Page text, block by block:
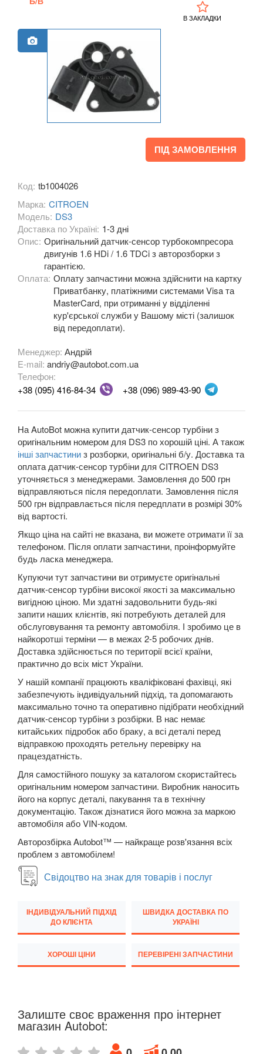
C3 Pluriel (HB)
C3 Picasso (SH)
C4 I (LC, LA)
C4 I Picasso (UD)
C4 II Picasso (B78)
C4 II Grand Picasso (B78)
C4 Aircross
C4 Cactus I
C4 Cactus II
C5 I X40 (DC, DE)
C5 I X40 (RC, RE)
C5 II X7 (RD, TD)
C6 (TD)
C8 (EA, EB)
C-Elysee II
DS3
DS4
DS4 Crossback
DS5
DS7 Crossback
Nemo
SpaceTourer
Xsara II (N0, N1, N2)
Xsara II Picasso (N68)
FIAT keyboard_arrow_down
FORD keyboard_arrow_down
HONDA
HYUNDAI
JAGUAR keyboard_arrow_down
JEEP keyboard_arrow_down
LANCIA
LAND ROVER
LEXUS keyboard_arrow_down
MG keyboard_arrow_down
MASERATI keyboard_arrow_down
MINI
ПІД ЗАМОВЛЕННЯ
В ЗАКЛАДКИ
Код: tb1004026
Марка: CITROEN
Модель: DS3
Доставка по Україні: 1-3 дні
Опис: Оригінальний датчик-сенсор турбокомпресора
двигунів 1.6 HDi / 1.6 TDCi з авторозборки з
гарантією.
Оплата: Оплату запчастини можна здійснити на картку
Приватбанку, платіжними системами Visa та
MasterCard, при отриманні у відділенні
кур'єрської служби у Вашому місті (залишок
від передоплати).
Менеджер: Андрій
E-mail: andriy@autobot.com.ua
Телефон:
+38 (095) 416-84-34
+38 (096) 989-43-90
На AutoBot можна купити датчик-сенсор турбіни з
оригінальним номером для DS3 по хорошій ціні. А також
інші запчастиниз розборки, оригінальні б/у. Доставка та
оплата датчик-сенсор турбіни для CITROEN DS3
уточняється з менеджерами. Замовлення до 500 грн
відправляються після передоплати. Замовлення після
500 грн відправлається після передплати в розмірі 30%
від вартості.
Якщо ціна на сайті не вказана, ви можете отримати її за
телефоном. Після оплати запчастини, проінформуйте
будь ласка менеджера.
Купуючи тут запчастини ви отримуєте оригінальні
датчик-сенсор турбіни високої якості за максимально
вигідною ціною. Ми здатні задовольнити будь-які
запити наших клієнтів, які потребують деталей для
обслуговування та ремонту автомобіля. І зробимо це в
найкоротші терміни — в межах 2-5 робочих днів.
Доставка здійснюється по території всієї країни,
практично до всіх міст України.
У нашій компанії працюють кваліфіковані фахівці, які
забезпечують індивідуальний підхід, та допомагають
максимально точно та оперативно підібрати необхідний
датчик-сенсор турбіни з розбірки. В нас немає
китайських підробок або браку, а всі деталі перед
відправкою проходять ретельну перевірку на
працездатність.
Для самостійного пошуку за каталогом скористайтесь
оригінальним номером запчастини. Виробник наносить
його на корпус деталі, пакування та в технічну
документацію. Також дізнатися його можна за маркою
автомобіля або VIN-кодом.
Авторозбірка Autobot™ — найкраще розв'язання всіх
проблем з автомобілем!
Свідоцтво на знак для товарів і послуг
ІНДИВІДУАЛЬНИЙ ПІДХІД
ДО КЛІЄНТА
ШВИДКА ДОСТАВКА ПО
УКРАЇНІ
ХОРОШІ ЦІНИ ПЕРЕВІРЕНІ ЗАПЧАСТИНИ
Залиште своє враження про інтернет
магазин Autobot: